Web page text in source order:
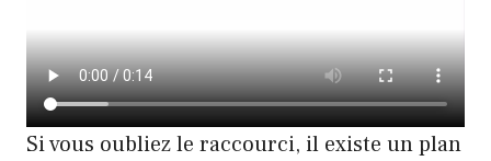
Si vous oubliez le raccourci, il existe un plan